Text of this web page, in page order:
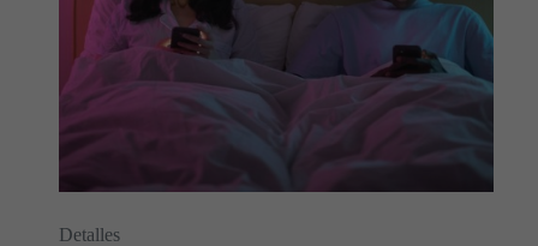
Detalles